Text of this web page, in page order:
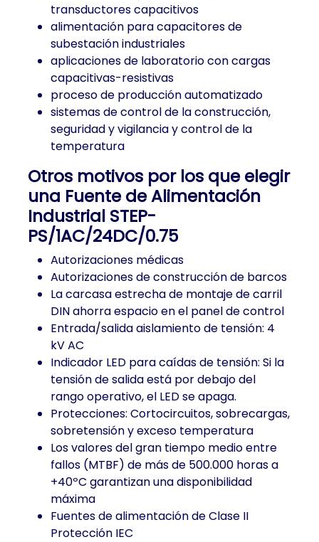
transductores capacitivos
alimentación para capacitores de
subestación industriales
aplicaciones de laboratorio con cargas
capacitivas-resistivas
proceso de producción automatizado
sistemas de control de la construcción,
seguridad y vigilancia y control de la
temperatura
Otros motivos por los que elegir
una Fuente de Alimentación
Industrial STEP-
PS/1AC/24DC/0.75
Autorizaciones médicas
Autorizaciones de construcción de barcos
La carcasa estrecha de montaje de carril
DIN ahorra espacio en el panel de control
Entrada/salida aislamiento de tensión: 4
kV AC
Indicador LED para caídas de tensión: Si la
tensión de salida está por debajo del
rango operativo, el LED se apaga.
Protecciones: Cortocircuitos, sobrecargas,
sobretensión y exceso temperatura
Los valores del gran tiempo medio entre
fallos (MTBF) de más de 500.000 horas a
+40ºC garantizan una disponibilidad
máxima
Fuentes de alimentación de Clase II
Protección IEC